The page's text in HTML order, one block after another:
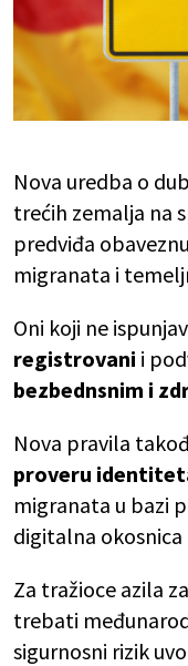
Nova uredba o
trećih zemalja na
predviđa
migranata i
Oni koji ne
registrovani i
bezbednsnim i
Nova pravila
proveru
migranata u bazi
digitalna okosnica
Za tražioce azila
trebati
sigurnosni rizik